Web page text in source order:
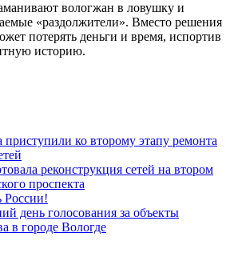
вологжан в ловушку и
«раздолжители». Вместо решения
потерять деньги и время, испортив
историю.
ко второму этапу ремонта
реконструкция сетей на втором
проспекта
России!
день голосования за объекты
в городе Вологде